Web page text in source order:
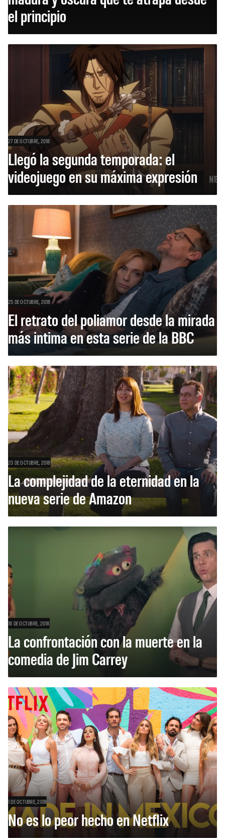
el principio
27 DE OCTUBRE, 2018
Llegó la segunda temporada: el
videojuego en su máxima expresión
25 DE OCTUBRE, 2018
El retrato del poliamor desde la mirada
más intima en esta serie de la BBC
23 DE OCTUBRE, 2018
La complejidad de la eternidad en la
nueva serie de Amazon
16 DE OCTUBRE, 2018
La confrontación con la muerte en la
comedia de Jim Carrey
1 DE OCTUBRE, 2018
No es lo peor hecho en Netflix